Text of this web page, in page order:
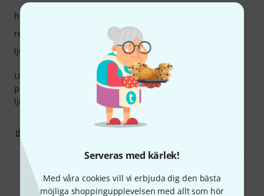
Serveras med kärlek!
Med våra cookies vill vi erbjuda dig den bästa
möjliga shoppingupplevelsen med allt som hör
Utan tvekan är detta det bästa munstycket för
piccolotrumpet jag någonsin provat. Lätt artikulering, bra
ljud och mycket bekvämt stöd.
hantverkskvalitet
respons
ljud
Läs alla recensioner